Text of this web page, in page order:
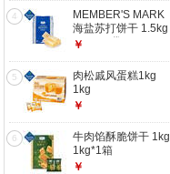
4
MEMBER'S MARK
海盐苏打饼干 1.5kg
1.5kg*1袋
￥
5
肉松戚风蛋糕1kg
1kg
￥
6
牛肉馅酥脆饼干 1kg
1kg*1箱
￥